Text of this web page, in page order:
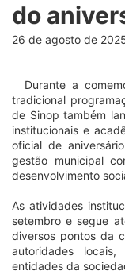
do
26 de agosto de
Durante a
tradicional
de Sinop também
institucionais e
oficial de
gestão municipal
desenvolvimento
As atividades
setembro e segue
diversos pontos da
autoridades
entidades da